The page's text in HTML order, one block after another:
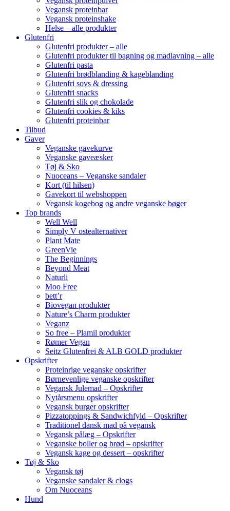
Vegansk proteinbar
Vegansk proteinshake
Helse – alle produkter
Glutenfri
Glutenfri produkter – alle
Glutenfri produkter til bagning og madlavning – alle
Glutenfri pasta
Glutenfri brødblanding & kageblanding
Glutenfri sovs & dressing
Glutenfri snacks
Glutenfri slik og chokolade
Glutenfri cookies & kiks
Glutenfri proteinbar
Tilbud
Gaver
Veganske gavekurve
Veganske gaveæsker
Tøj & Sko
Nuoceans – Veganske sandaler
Kort (til hilsen)
Gavekort til webshoppen
Vegansk kogebog og andre veganske bøger
Top brands
Well Well
Simply V ostealternativer
Plant Mate
GreenVie
The Beginnings
Beyond Meat
Naturli
Moo Free
bett’r
Biovegan produkter
Nature’s Charm produkter
Veganz
So free – Plamil produkter
Rømer Vegan
Seitz Glutenfrei & ALB GOLD produkter
Opskrifter
Proteinrige veganske opskrifter
Børnevenlige veganske opskrifter
Vegansk Julemad – Opskrifter
Nytårsmenu opskrifter
Vegansk burger opskrifter
Pizzatoppings & Sandwichfyld – Opskrifter
Traditionel dansk mad på vegansk
Vegansk pålæg – Opskrifter
Veganske boller og brød – opskrifter
Vegansk kage og dessert – opskrifter
Tøj & Sko
Vegansk tøj
Veganske sandaler & clogs
Om Nuoceans
Hund